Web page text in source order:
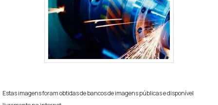
Estas imagens foram obtidas de bancos de imagens públicas e disponível